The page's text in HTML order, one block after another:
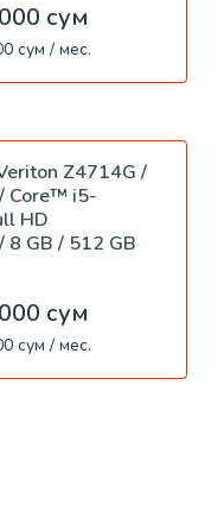
сум
сум / мес.
Z4714G /
Core™ i5-
HD
8 GB / 512 GB
сум
сум / мес.